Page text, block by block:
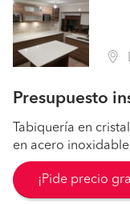
Presupuesto
Tabiquería en
en acero
¡Pide precio